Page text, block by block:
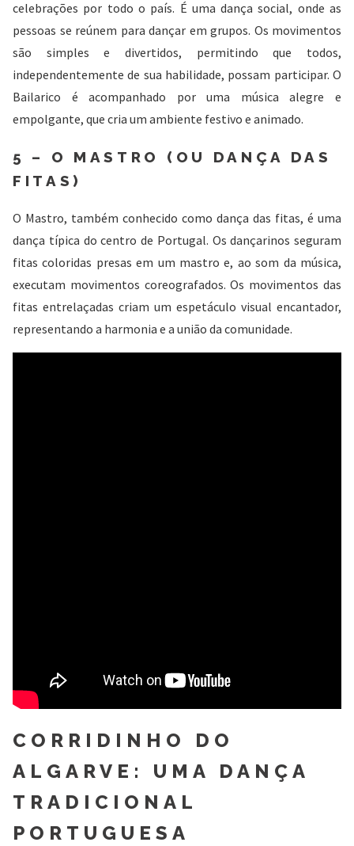
celebrações por todo o país. É uma dança social, onde as
pessoas se reúnem para dançar em grupos. Os movimentos
são simples e divertidos, permitindo que todos,
independentemente de sua habilidade, possam participar. O
Bailarico é acompanhado por uma música alegre e
empolgante, que cria um ambiente festivo e animado.
5 – O MASTRO (OU DANÇA DAS
FITAS)
O Mastro, também conhecido como dança das fitas, é uma
dança típica do centro de Portugal. Os dançarinos seguram
fitas coloridas presas em um mastro e, ao som da música,
executam movimentos coreografados. Os movimentos das
fitas entrelaçadas criam um espetáculo visual encantador,
representando a harmonia e a união da comunidade.
CORRIDINHO DO
ALGARVE: UMA DANÇA
TRADICIONAL
PORTUGUESA